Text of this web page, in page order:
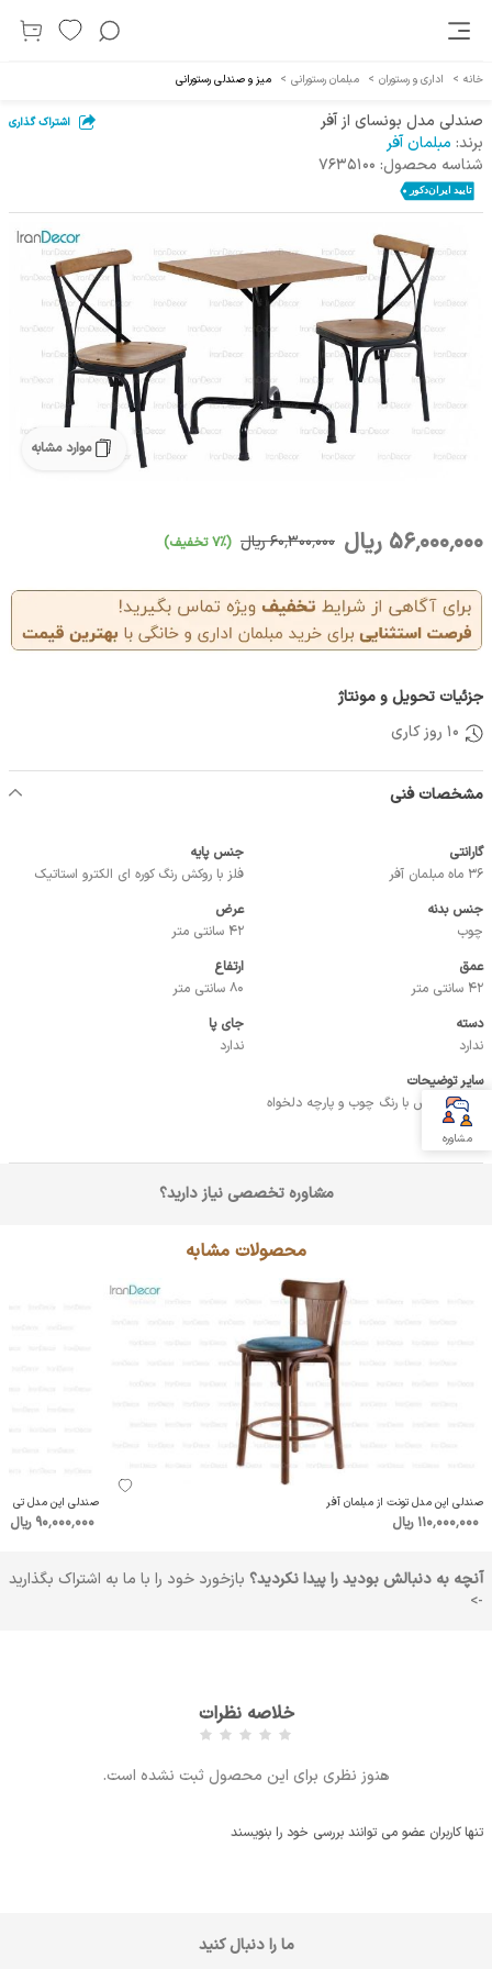
خانه > اداری و رستوران > مبلمان رستورانی > میز و صندلی رستورانی
صندلی مدل بونسای از آفر اشتراک گذاری
برند: مبلمان آفر
شناسه محصول: 7635100
موارد مشابه
56٬000٬000 ریال 60٬300٬000 ریال (7٪ تخفیف)
جزئیات تحویل و مونتاژ
10 روز کاری
مشخصات فنی
گارانتی
36 ماه مبلمان آفر
جنس پایه
فلز با روکش رنگ کوره ای الکترو استاتیک
جنس بدنه
چوب
عرض
42 سانتی متر
عمق
42 سانتی متر
ارتفاع
80 سانتی متر
دسته
ندارد
جای پا
ندارد
سایر توضیحات
امکان سفارش با رنگ چوب و پارچه دلخواه
مشاوره تخصصی نیاز دارید؟
محصولات مشابه
صندلی اپن مدل تونت از مبلمان آفر
110٬000٬000 ریال
صندلی اپن مدل تی از
90٬000٬000 ریال
آنچه به دنبالش بودید را پیدا نکردید؟ بازخورد خود را با ما به اشتراک بگذارید
->
خلاصه نظرات
هنوز نظری برای این محصول ثبت نشده است.
تنها کاربران عضو می توانند بررسی خود را بنویسند
ما را دنبال کنید
مشاوره